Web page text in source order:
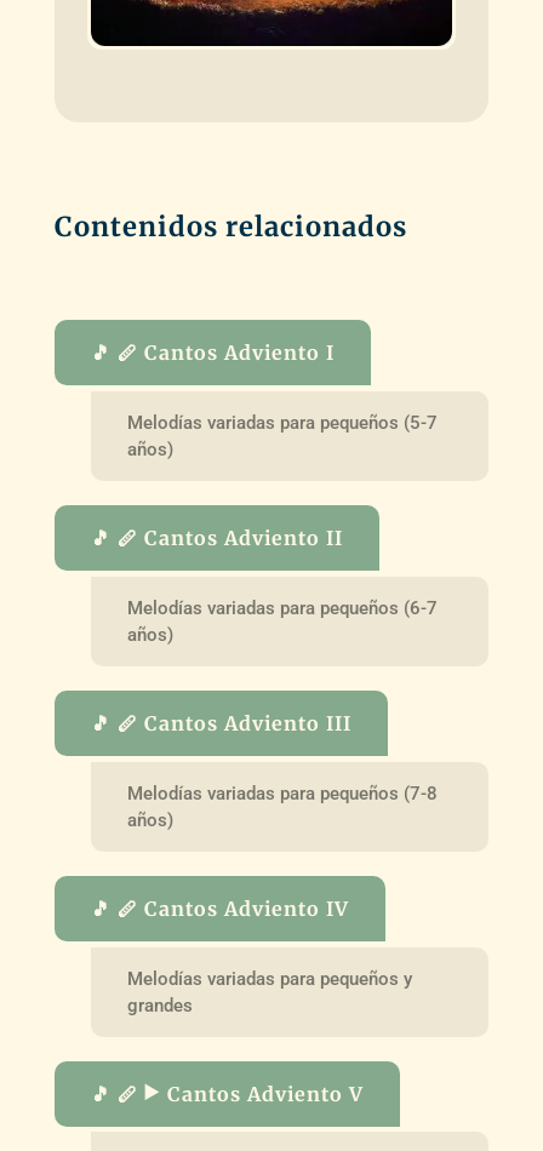
Contenidos relacionados
🎵 🪈 Cantos Adviento I
Melodías variadas para pequeños (5-7
años)
🎵 🪈 Cantos Adviento II
Melodías variadas para pequeños (6-7
años)
🎵 🪈 Cantos Adviento III
Melodías variadas para pequeños (7-8
años)
🎵 🪈 Cantos Adviento IV
Melodías variadas para pequeños y
grandes
🎵 🪈 ▶️ Cantos Adviento V